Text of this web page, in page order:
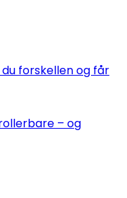
forskellen og får
– og